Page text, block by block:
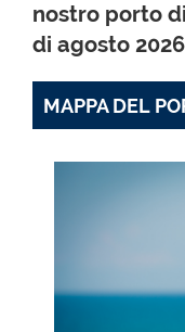
nostro porto
di agosto
MAPPA DEL